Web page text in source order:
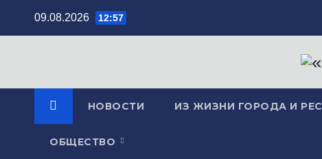
09.08.2026 12:57
НОВОСТИ ИЗ ЖИЗНИ ГОРОДА И
ОБЩЕСТВО